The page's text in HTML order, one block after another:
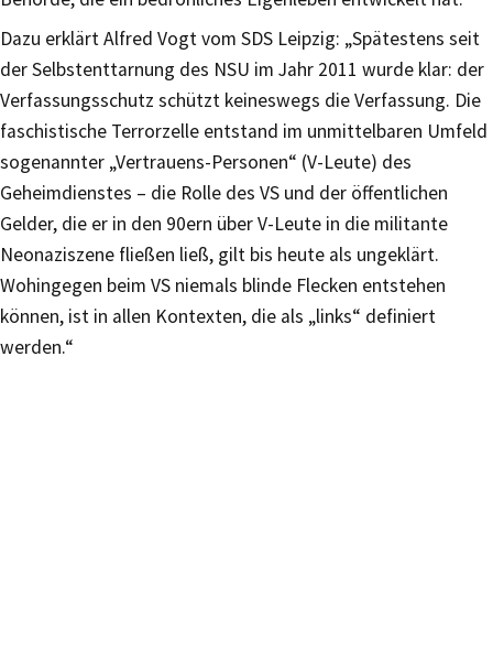
Dazu erklärt Alfred Vogt vom SDS Leipzig: „Spätestens seit
der Selbstenttarnung des NSU im Jahr 2011 wurde klar: der
Verfassungsschutz schützt keineswegs die Verfassung. Die
faschistische Terrorzelle entstand im unmittelbaren Umfeld
sogenannter „Vertrauens-Personen“ (V-Leute) des
Geheimdienstes – die Rolle des VS und der öffentlichen
Gelder, die er in den 90ern über V-Leute in die militante
Neonaziszene fließen ließ, gilt bis heute als ungeklärt.
Wohingegen beim VS niemals blinde Flecken entstehen
können, ist in allen Kontexten, die als „links“ definiert
werden.“